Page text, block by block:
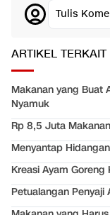
Tulis
ARTIKEL TERKAIT
Makanan yang Buat
Nyamuk
Rp 8,5 Juta
Menyantap
Kreasi Ayam
Petualangan